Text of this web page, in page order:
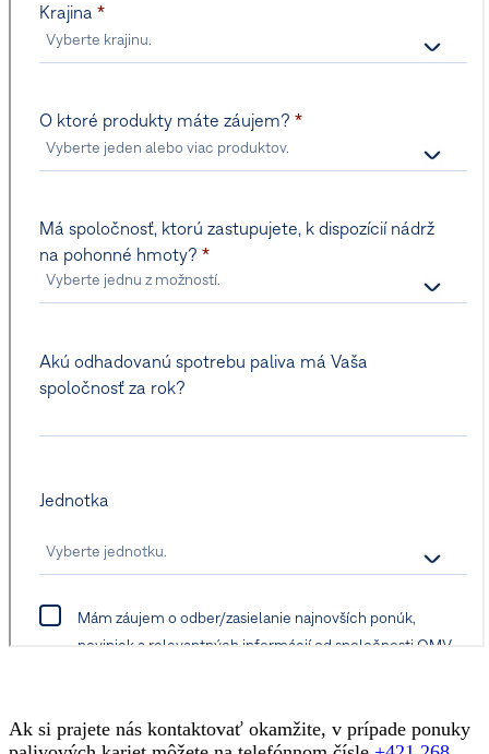
Ak si prajete nás kontaktovať okamžite, v prípade ponuky